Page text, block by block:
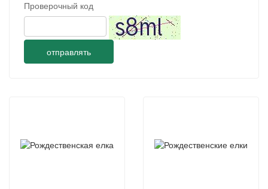
Проверочный код
отправлять